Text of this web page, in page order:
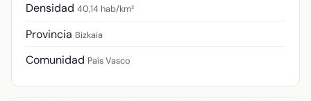
Densidad 40,14 hab/km²
Provincia Bizkaia
Comunidad País Vasco